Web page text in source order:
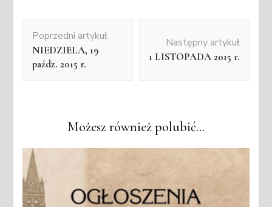
wpisu
Poprzedni artykuł
NIEDZIELA, 19
paźdz. 2015 r.
Następny artykuł
1 LISTOPADA 2015 r.
Możesz również polubić…